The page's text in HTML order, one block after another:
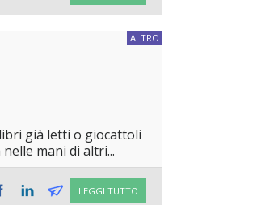
ALTRO
già letti o giocattoli
mani di altri...
LEGGI TUTTO